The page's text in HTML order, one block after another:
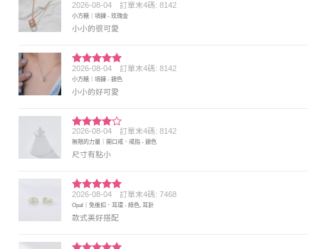
評分5 滿
分 5
2026-08-04 訂單末4碼: 8142
小方糖｜項鍊 - 玫瑰金
小小的很可愛
評分5 滿
分 5
2026-08-04 訂單末4碼: 8142
小方糖｜項鍊 - 銀色
小小的好可愛
評分4
滿分 5
2026-08-04 訂單末4碼: 8142
無限的力量｜開口戒．戒指 - 銀色
尺寸有點小
評分5 滿
分 5
2026-08-04 訂單末4碼: 7468
Opal｜免後扣．耳環 - 綠色, 耳針
款式美好搭配